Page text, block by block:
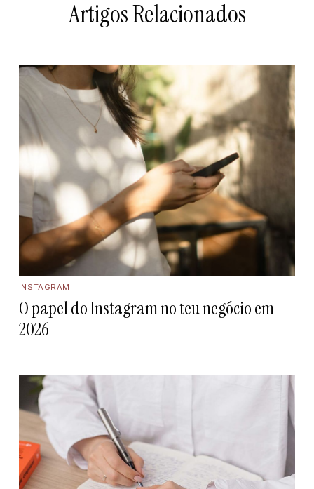
Artigos Relacionados
INSTAGRAM
O papel do Instagram no teu negócio em
2026